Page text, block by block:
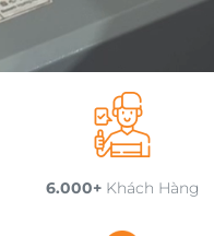
6.000+ Khách Hàng